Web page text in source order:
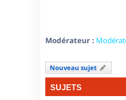
Modérateur :
Nouveau sujet
SUJETS